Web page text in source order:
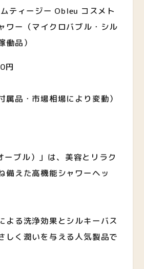
ムティージー Obleu コスメト
ワー（マイクロバブル・シル
働品）
円
属品・市場相場により変動）
ーブル）」は、美容とリラク
備えた高機能シャワーヘッ
よる洗浄効果とシルキーバス
しく潤いを与える人気製品で